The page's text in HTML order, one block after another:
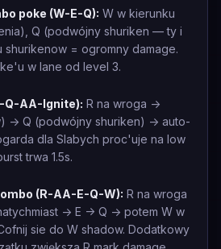
poke (W-E-Q): W w kierunku
Q (podwójny shuriken — ty i
shurikenow = ogromny damage.
w lane od level 3.
Q-AA-Ignite): R na wroga ->
-> Q (podwójny shuriken) -> auto-
dla Slabych proc'uje na low
trwa 1.5s.
(R-AA-E-Q-W): R na wroga
-> E -> Q -> potem W w
sie do W shadow. Dodatkowy